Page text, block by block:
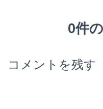
0件
コメントを残す